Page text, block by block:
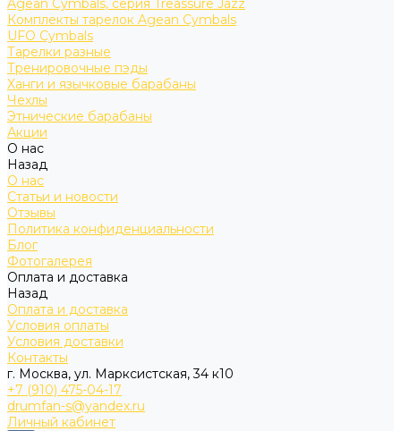
Agean Cymbals, серия Treassure Jazz
Комплекты тарелок Agean Cymbals
UFO Cymbals
Тарелки разные
Тренировочные пэды
Ханги и язычковые барабаны
Чехлы
Этнические барабаны
Акции
О нас
Назад
О нас
Статьи и новости
Отзывы
Политика конфиденциальности
Блог
Фотогалерея
Оплата и доставка
Назад
Оплата и доставка
Условия оплаты
Условия доставки
Контакты
г. Москва, ул. Марксистская, 34 к10
+7 (910) 475-04-17
drumfan-s@yandex.ru
Личный кабинет